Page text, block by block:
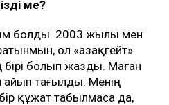
ме?
болды. 2003 жылы мен
ол «Қазақгейт»
болып жазды. Маған
айып тағылды. Менің
құжат табылмаса да,